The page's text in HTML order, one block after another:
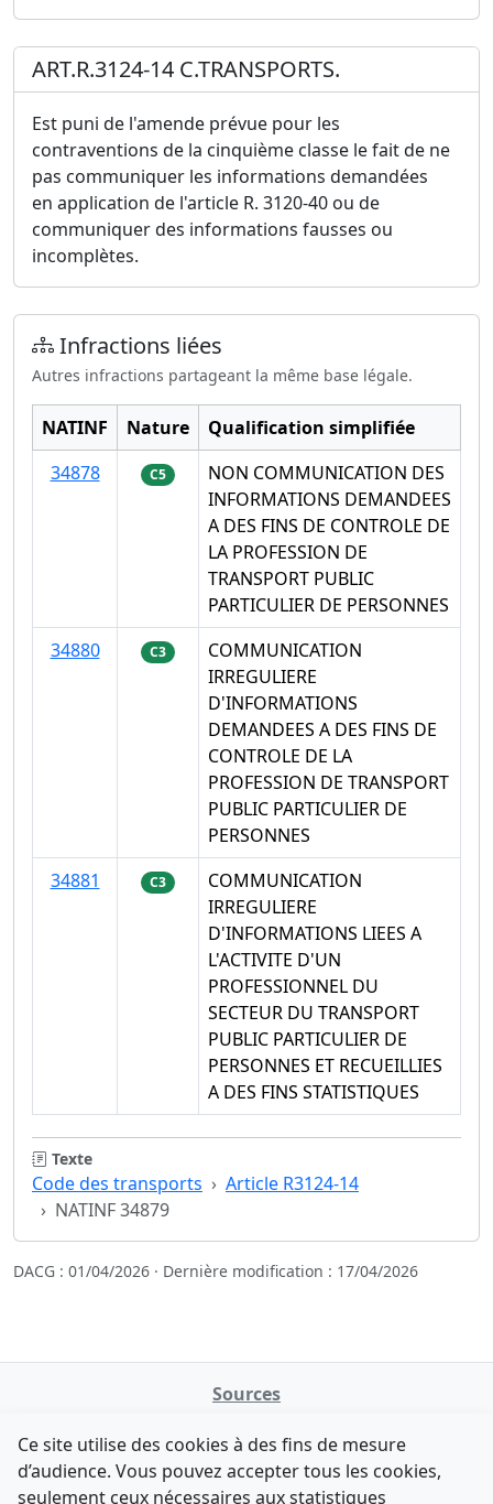
ART.R.3124-14 C.TRANSPORTS.
Est puni de l'amende prévue pour les
contraventions de la cinquième classe le fait de ne
pas communiquer les informations demandées
en application de l'article R. 3120-40 ou de
communiquer des informations fausses ou
incomplètes.
Infractions liées
Autres infractions partageant la même base légale.
NATINF Nature
Qualification simplifiée
34878
C5
NON COMMUNICATION DES
INFORMATIONS DEMANDEES
A DES FINS DE CONTROLE DE
LA PROFESSION DE
TRANSPORT PUBLIC
PARTICULIER DE PERSONNES
34880
C3
COMMUNICATION
IRREGULIERE
D'INFORMATIONS
DEMANDEES A DES FINS DE
CONTROLE DE LA
PROFESSION DE TRANSPORT
PUBLIC PARTICULIER DE
PERSONNES
34881
C3
COMMUNICATION
IRREGULIERE
D'INFORMATIONS LIEES A
L'ACTIVITE D'UN
PROFESSIONNEL DU
SECTEUR DU TRANSPORT
PUBLIC PARTICULIER DE
PERSONNES ET RECUEILLIES
A DES FINS STATISTIQUES
Texte
Code des transports
Article R3124-14
NATINF 34879
DACG : 01/04/2026 · Dernière modification : 17/04/2026
Sources
data.gouv.fr
Legifrance - API
Ce site utilise des cookies à des fins de mesure
d’audience. Vous pouvez accepter tous les cookies,
seulement ceux nécessaires aux statistiques